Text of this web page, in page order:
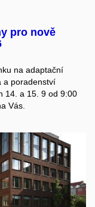
pro nově
na adaptační
a poradenství
14. a 15. 9 od 9:00
Vás.